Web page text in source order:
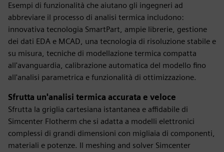
Esempi di funzionalità che aiutano gli ingegneri ad
abbreviare il processo di analisi termica includono:
innovativa tecnologia SmartPart, ampie librerie, gestione
dei dati EDA e MCAD, una tecnologia di risoluzione stabile e
su misura, tecniche di modellazione termica compatta
all'avanguardia, calibrazione automatica del modello fino
all'analisi parametrica e funzionalità di ottimizzazione.
Sfrutta un'analisi termica accurata e veloce
Sfrutta la griglia cartesiana istantanea e affidabile di
Simcenter Flotherm che si adatta a modelli elettronici
complessi di grandi dimensioni con migliaia di componenti,
materiali e potenze. Il meshing and solver Simcenter